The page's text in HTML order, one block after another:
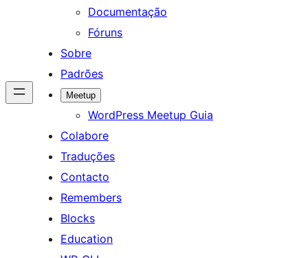
Documentação
Fóruns
Sobre
Padrões
Meetup
WordPress Meetup Guia
Colabore
Traduções
Contacto
Remembers
Blocks
Education